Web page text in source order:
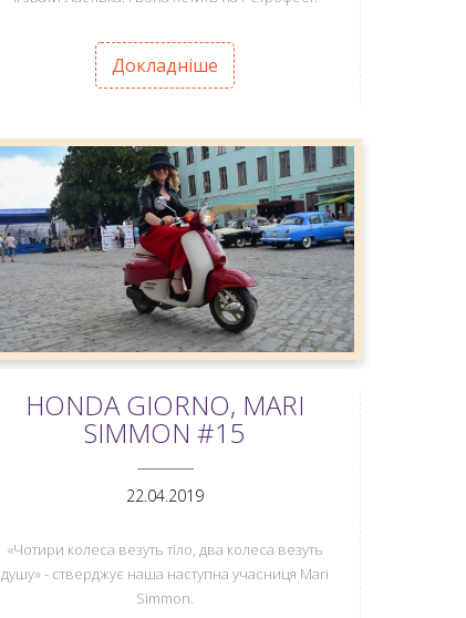
Докладніше
HONDA GIORNO, MARI
SIMMON #15
22.04.2019
«Чотири колеса везуть тіло, два колеса везуть
душу» - стверджує наша наступна учасниця Mari
Simmon.